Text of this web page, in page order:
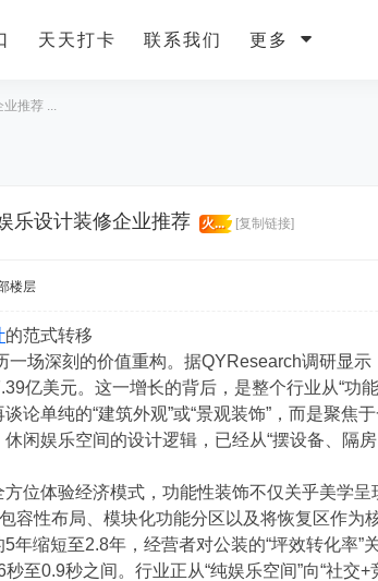
天天打卡 联系我们 更多
推荐 ...
乐设计装修企业推荐 火... [复制链接]
楼层
的范式转移
一场深刻的价值重构。据QYResearch调研显
亿美元。这一增长的背后，是整个行业从“功
论单纯的“建筑外观”或“景观装饰”，而是聚
闲娱乐空间的设计逻辑，已经从“摆设备、隔房
位体验经济模式，功能性装饰不仅关乎美学
容性布局、模块化功能分区以及将恢复区作为
年缩短至2.8年，经营者对公装的“坪效转化率
秒至0.9秒之间。行业正从“纯娱乐空间”向“社交